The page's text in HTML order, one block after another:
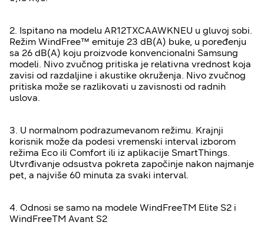
2. Ispitano na modelu AR12TXCAAWKNEU u gluvoj sobi.
Režim WindFree™ emituje 23 dB(A) buke, u poređenju
sa 26 dB(A) koju proizvode konvencionalni Samsung
modeli. Nivo zvučnog pritiska je relativna vrednost koja
zavisi od razdaljine i akustike okruženja. Nivo zvučnog
pritiska može se razlikovati u zavisnosti od radnih
uslova.
3. U normalnom podrazumevanom režimu. Krajnji
korisnik može da podesi vremenski interval izborom
režima Eco ili Comfort ili iz aplikacije SmartThings.
Utvrđivanje odsustva pokreta započinje nakon najmanje
pet, a najviše 60 minuta za svaki interval.
4. Odnosi se samo na modele WindFreeTM Elite S2 i
WindFreeTM Avant S2